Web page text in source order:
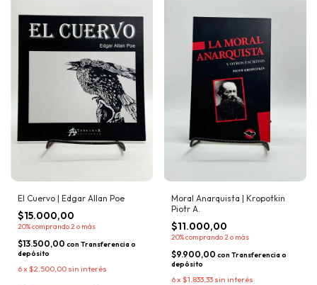
El Cuervo | Edgar Allan Poe
$15.000,00
20%comprando 2 o más
$13.500,00 con Transferencia o
depósito
6x $2.500,00 sin interés
Moral Anarquista | Kropotkin
Piotr A.
$11.000,00
20%comprando 2 o más
$9.900,00 con Transferencia o
depósito
6x $1.833,33 sin interés